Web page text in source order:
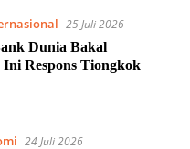
25 Juli 2026
Dunia Bakal
Respons Tiongkok
24 Juli 2026